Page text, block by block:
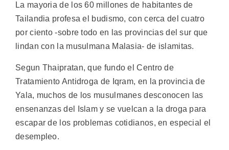
La mayoria de los 60 millones de habitantes de
Tailandia profesa el budismo, con cerca del cuatro
por ciento -sobre todo en las provincias del sur que
lindan con la musulmana Malasia- de islamitas.
Segun Thaipratan, que fundo el Centro de
Tratamiento Antidroga de Iqram, en la provincia de
Yala, muchos de los musulmanes desconocen las
ensenanzas del Islam y se vuelcan a la droga para
escapar de los problemas cotidianos, en especial el
desempleo.